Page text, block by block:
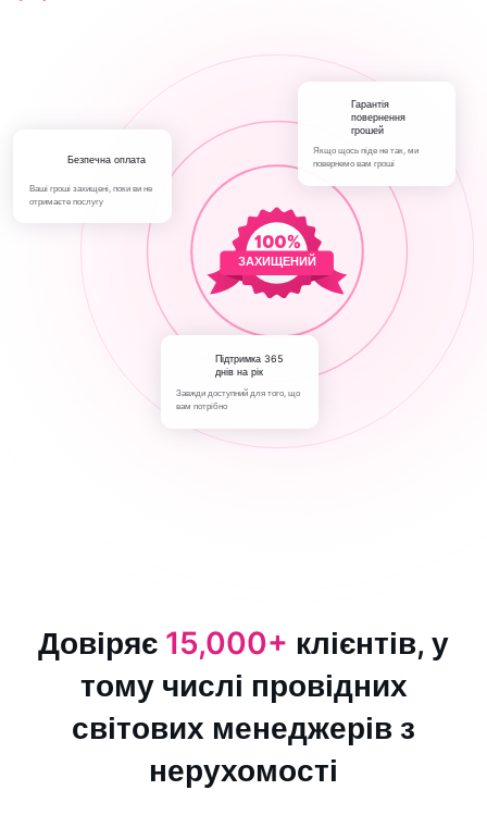
ЗАХИЩЕНИЙ
Безпечна оплата
Ваші гроші захищені, поки ви не
отримаєте послугу
Гарантія
повернення
грошей
Якщо щось піде не так, ми
повернемо вам гроші
Підтримка 365
днів на рік
Завжди доступний для того, що
вам потрібно
Довіряє 15,000+ клієнтів, у
тому числі провідних
світових менеджерів з
нерухомості